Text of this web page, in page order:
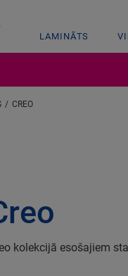
LAMINĀTS
CREO
kolekcijā esošajiem